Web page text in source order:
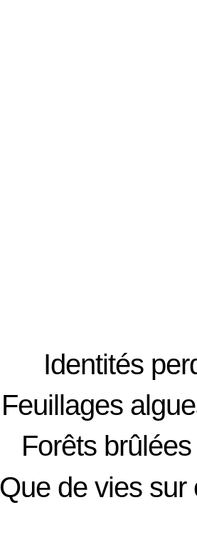
Identités
Feuillages
Forêts
Que de vies sur